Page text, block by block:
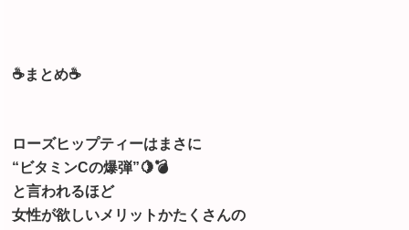
☕️まとめ☕️
ローズヒップティーはまさに
“ビタミンCの爆弾”🍋💣
と言われるほど
女性が欲しいメリットかたくさんの